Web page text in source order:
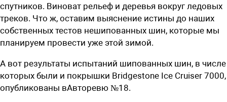
спутников. Виноват рельеф и деревья вокруг ледовых
треков. Что ж, оставим выяснение истины до наших
собственных тестов нешипованных шин, которые мы
планируем провести уже этой зимой.
А вот результаты испытаний шипованных шин, в числе
которых были и покрышки Bridgestone Ice Cruiser 7000,
опубликованы вАвторевю №18.